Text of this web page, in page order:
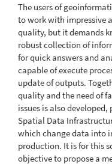
The users of
to work with impressive
quality, but it demands
robust collection of
for quick answers and
capable of execute
update of outputs.
quality and the need of
issues is also
Spatial Data
which change data into
production. It is for this
objective to propose a